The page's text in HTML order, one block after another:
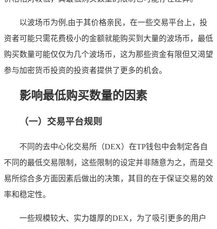
以波场币为例,由于其价格亲民，在一些交易平台上，投
资者可能只需花费极小的金额就能购买到大量的波场币，最低
购买数量可能仅仅为几个波场币，这为那些资金有限但又渴望
参与加密货币投资的投资者提供了更多的机会。
影响最低购买数量的因素
（一）交易平台规则
不同的去中心化交易所（DEX）在TP钱包中会制定各自
不同的最低交易限制，这些限制的设定并非随意为之，而是交
易所综合多方面因素后做出的决策，其目的在于保证交易的效
率和稳定性。
一些规模较大、实力雄厚的DEX，为了吸引更多的用户